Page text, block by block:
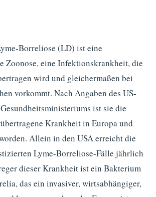
Borreliose (LD) ist eine
Zoonose, eine Infektionskrankheit, die
wird und gleichermaßen bei
vorkommt. Nach Angaben des US-
ist sie die
Krankheit in Europa und
Allein in den USA erreicht die
Lyme-Borreliose-Fälle jährlich
dieser Krankheit ist ein Bakterium
das ein invasiver, wirtsabhängiger,